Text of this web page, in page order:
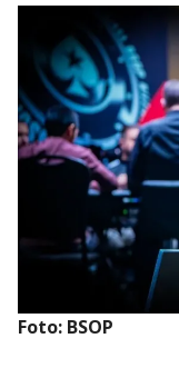
Foto: BSOP